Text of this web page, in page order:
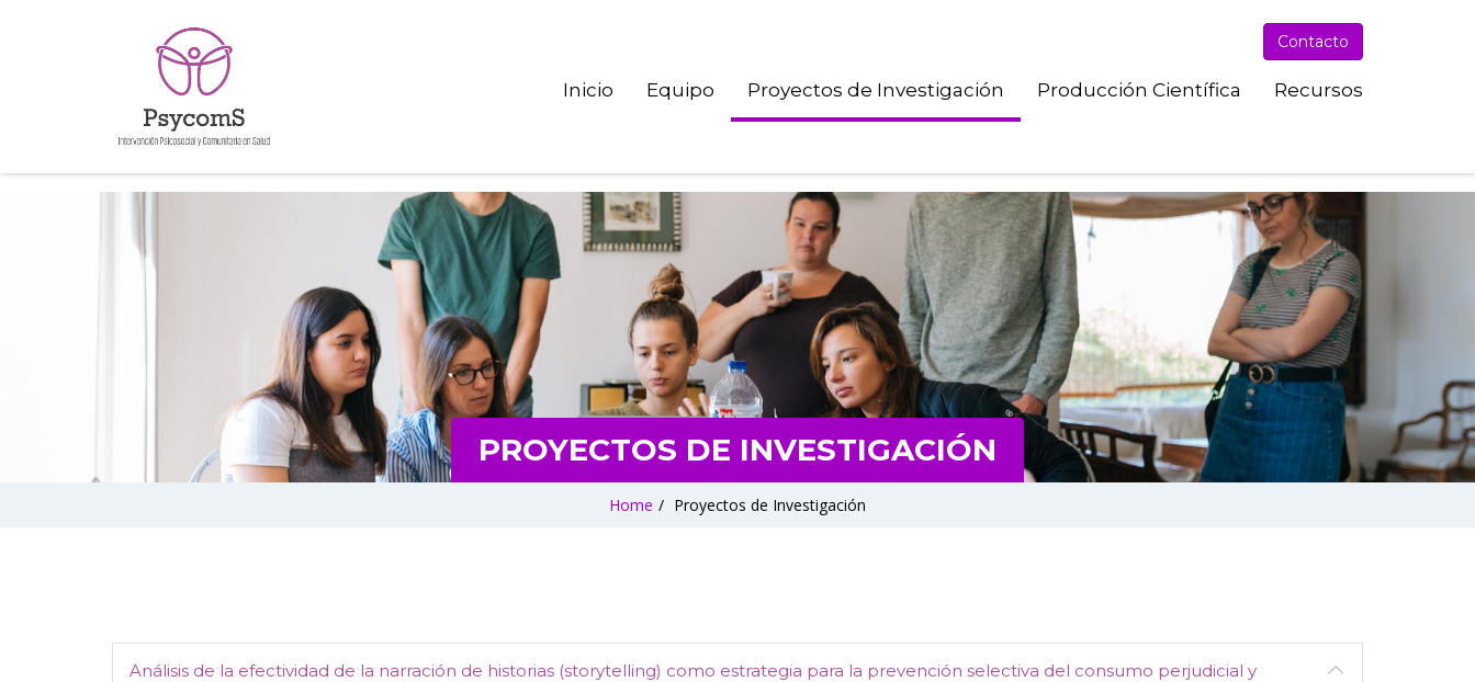
: file_exists(): open_basedir restriction in effect. File(/home/httpd/html/alojamientos/css) is not within the allowed path(s):
(/home/httpd/html/include:/dev/urandom:/home/httpd/html/alojamientos/psycoms) in
performance/core/modules/class-minify.php
Contacto
Inicio Equipo Proyectos de Investigación Producción Científica Recursos
PROYECTOS DE INVESTIGACIÓN
Home / Proyectos de Investigación
Análisis de la efectividad de la narración de historias (storytelling) como estrategia para la prevención selectiva del consumo perjudicial y